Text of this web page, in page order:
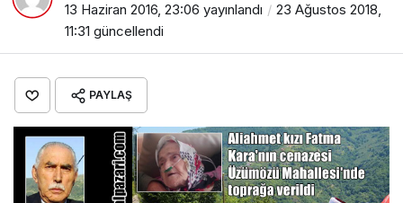
13 Haziran 2016, 23:06 yayınlandı
23 Ağustos 2018,
11:31 güncellendi
PAYLAŞ